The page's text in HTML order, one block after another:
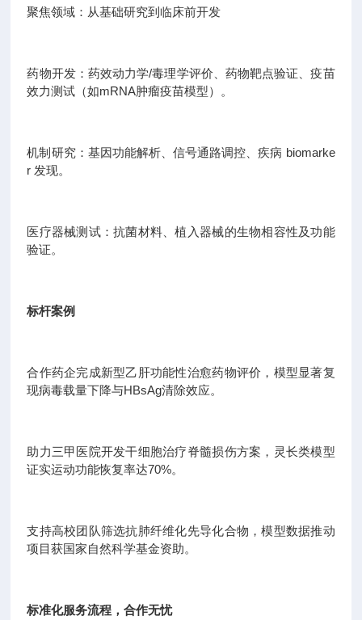
聚焦领域：从基础研究到临床前开发
药物开发：药效动力学/毒理学评价、药物靶点验证、疫苗
效力测试（如mRNA肿瘤疫苗模型）。
机制研究：基因功能解析、信号通路调控、疾病 biomarke
r 发现。
医疗器械测试：抗菌材料、植入器械的生物相容性及功能
验证。
标杆案例
合作药企完成新型乙肝功能性治愈药物评价，模型显著复
现病毒载量下降与HBsAg清除效应。
助力三甲医院开发干细胞治疗脊髓损伤方案，灵长类模型
证实运动功能恢复率达70%。
支持高校团队筛选抗肺纤维化先导化合物，模型数据推动
项目获国家自然科学基金资助。
标准化服务流程，合作无忧